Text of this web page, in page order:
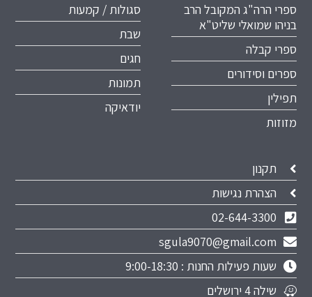
ספרי הרה"ג המקובל הרב
בניהו שמואלי שליט"א
ספרי קבלה
ספרים וסידורים
תפילין
מזוזות
סגולות / קמעות
שבת
חגים
תמונות
יודאיקה
תקנון
הצהרת נגישות
02-644-3300
sgula9070@gmail.com
שעות פעילות החנות : 9:00-18:30
שילה 4 ירושלים